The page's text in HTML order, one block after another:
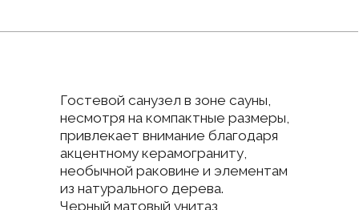
демонстрирует, что настоящая
продуманности каждой детали
и гармоничном сочетании эстетики
и функциональности.
Загородный дом в д. Медный завод
Ленинградской области стал
пространством, где современная